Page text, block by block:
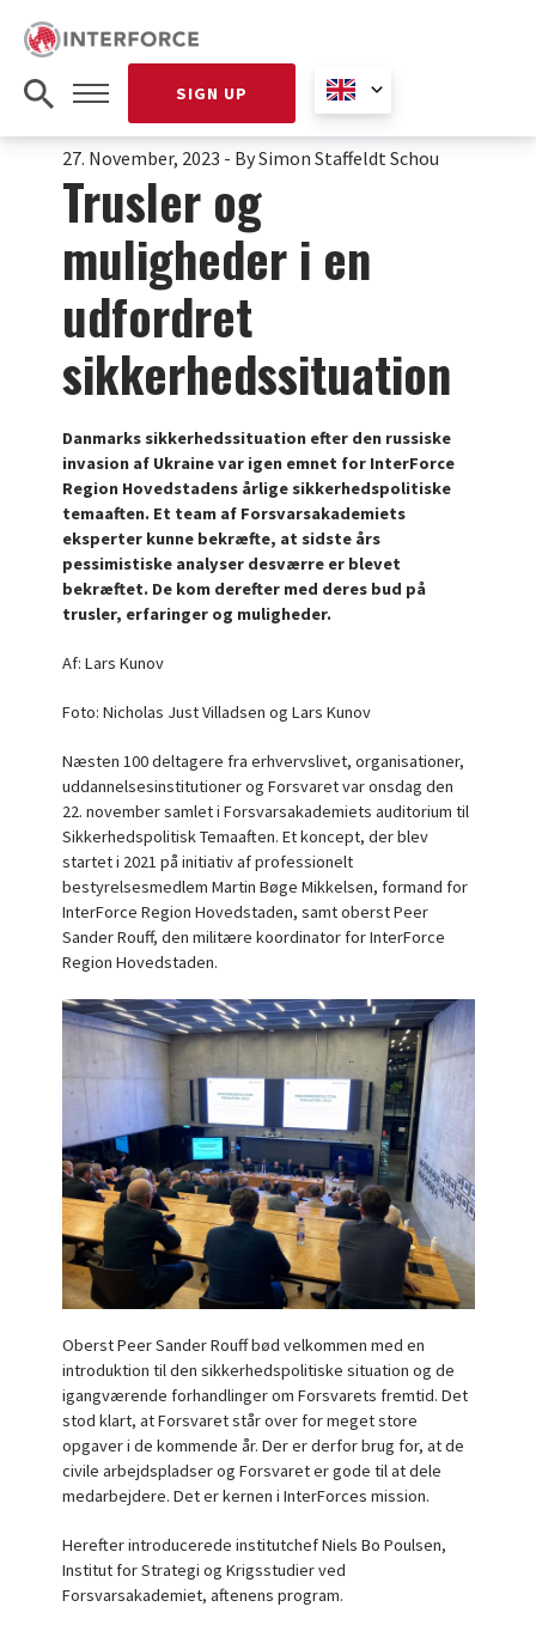
SIGN UP
27. November, 2023 - By Simon Staffeldt Schou
Trusler og
muligheder i en
udfordret
sikkerhedssituation
Danmarks sikkerhedssituation efter den russiske
invasion af Ukraine var igen emnet for InterForce
Region Hovedstadens årlige sikkerhedspolitiske
temaaften. Et team af Forsvarsakademiets
eksperter kunne bekræfte, at sidste års
pessimistiske analyser desværre er blevet
bekræftet. De kom derefter med deres bud på
trusler, erfaringer og muligheder.
Af: Lars Kunov
Foto: Nicholas Just Villadsen og Lars Kunov
Næsten 100 deltagere fra erhvervslivet, organisationer,
uddannelsesinstitutioner og Forsvaret var onsdag den
22. november samlet i Forsvarsakademiets auditorium til
Sikkerhedspolitisk Temaaften. Et koncept, der blev
startet i 2021 på initiativ af professionelt
bestyrelsesmedlem Martin Bøge Mikkelsen, formand for
InterForce Region Hovedstaden, samt oberst Peer
Sander Rouff, den militære koordinator for InterForce
Region Hovedstaden.
Oberst Peer Sander Rouff bød velkommen med en
introduktion til den sikkerhedspolitiske situation og de
igangværende forhandlinger om Forsvarets fremtid. Det
stod klart, at Forsvaret står over for meget store
opgaver i de kommende år. Der er derfor brug for, at de
civile arbejdspladser og Forsvaret er gode til at dele
medarbejdere. Det er kernen i InterForces mission.
Herefter introducerede institutchef Niels Bo Poulsen,
Institut for Strategi og Krigsstudier ved
Forsvarsakademiet, aftenens program.